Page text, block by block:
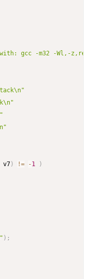
with: gcc -m32 -Wl,-
v7) != -1
)
) ;